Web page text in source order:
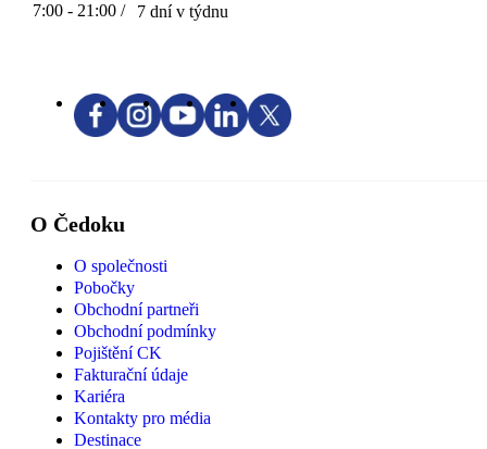
7:00 - 21:00 / 7 dní v týdnu
O Čedoku
O společnosti
Pobočky
Obchodní partneři
Obchodní podmínky
Pojištění CK
Fakturační údaje
Kariéra
Kontakty pro média
Destinace